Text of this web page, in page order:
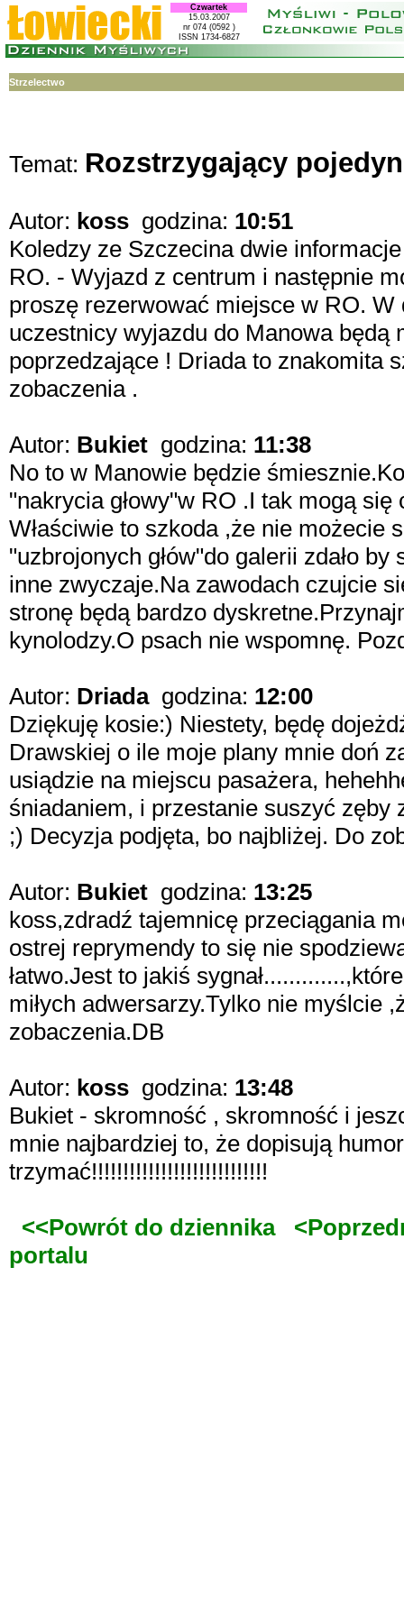
Czwartek
15.03.2007
nr 074 (0592 )
ISSN 1734-6827
Strzelectwo
Temat: Rozstrzygający
Autor: koss godzina: 10:51
Koledzy ze Szczecina dwie
RO. - Wyjazd z centrum i następnie
proszę rezerwować miejsce w RO.
uczestnicy wyjazdu do Manowa
poprzedzające ! Driada to znakomita
zobaczenia .
Autor: Bukiet godzina: 11:38
No to w Manowie będzie
"nakrycia głowy"w RO .I tak mogą
Właściwie to szkoda ,że nie możecie
"uzbrojonych głów"do galerii zdało
inne zwyczaje.Na zawodach czujcie
stronę będą bardzo
kynolodzy.O psach nie wspomnę.
Autor: Driadagodzina: 12:00
Dziękuję kosie:) Niestety, będę
Drawskiej o ile moje plany mnie doń
usiądzie na miejscu pasażera,
śniadaniem, i przestanie suszyć
;) Decyzja podjęta, bo najbliżej. Do
Autor: Bukiet godzina: 13:25
koss,zdradź tajemnicę przeciągania
ostrej reprymendy to się nie
łatwo.Jest to jakiś
miłych adwersarzy.Tylko nie myślcie
zobaczenia.DB
Autor: koss godzina: 13:48
Bukiet - skromność , skromność i
mnie najbardziej to, że dopisują
trzymać!!!!!!!!!!!!!!!!!!!!!!!!!!!!
<<Powrót do dziennika
portalu